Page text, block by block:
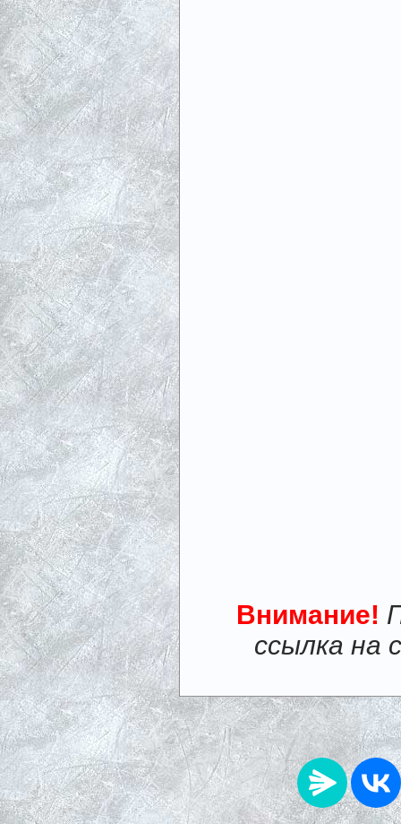
Внимание!
ссылка на